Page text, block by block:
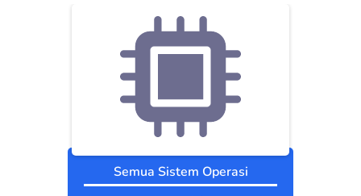
Semua Sistem Operasi